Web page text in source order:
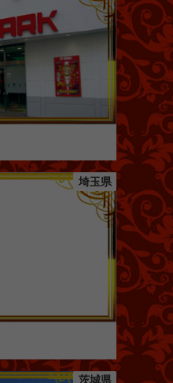
埼玉県
茨城県